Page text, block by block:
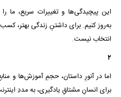
این پیچیدگی‌ها و تغییرات سریع، ما
به‌روز کنیم. برای داشتنِ زندگی بهتر،
انتخاب نیست.
۲
اما در آنورِ داستان، حجمِ آموزش‌ها و
برای انسانِ مشتاقِ یادگیری، به مددِ